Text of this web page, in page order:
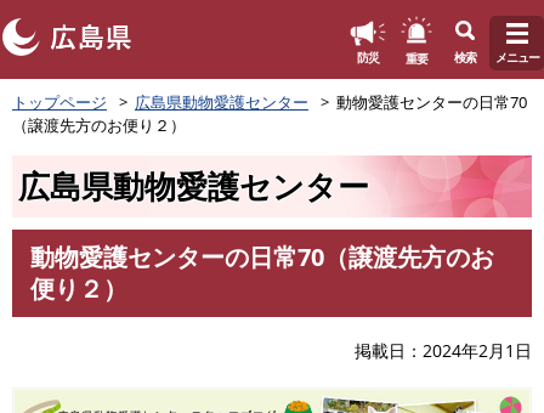
ペ
ー
防災 重要 検索 メニュー
トップページ 広島県動物愛護センター
動物愛護センターの日常70
（譲渡先方のお便り２）
広島県動物愛護センター
動物愛護センターの日常70（譲渡先方のお
便り２）
掲載日 2024年2月1日